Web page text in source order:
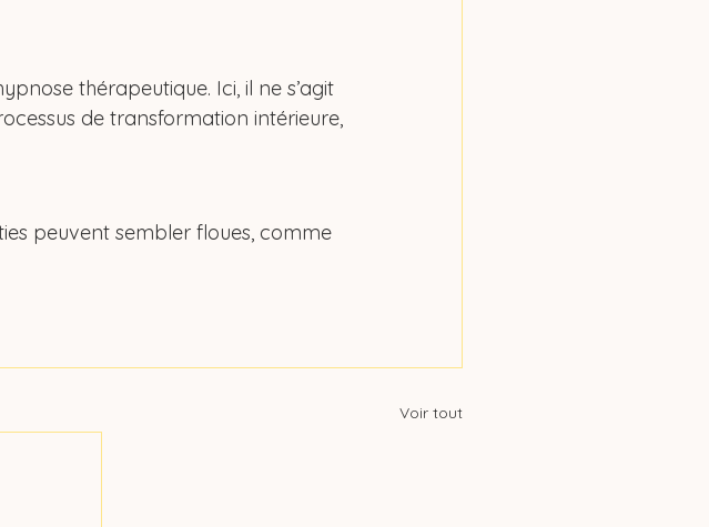
thérapeutique. Ici, il ne s’agit
de transformation intérieure,
peuvent sembler floues, comme
Voir tout